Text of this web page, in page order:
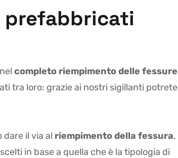
prefabbricati
completo riempimento delle fessure
tra loro: grazie ai nostri sigillanti potrete
dare il via al riempimento della fessura,
in base a quella che è la tipologia di